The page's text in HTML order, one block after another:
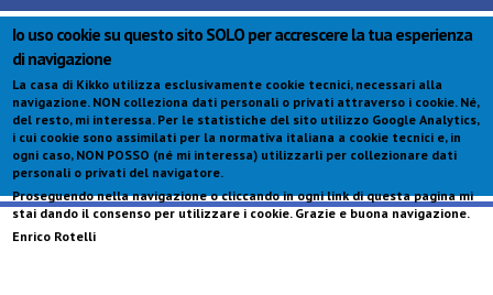
Io uso cookie su questo sito SOLO per accrescere la tua esperienza
di navigazione
La casa di Kikko utilizza esclusivamente cookie tecnici, necessari alla
navigazione. NON colleziona dati personali o privati attraverso i cookie. Né,
del resto, mi interessa. Per le statistiche del sito utilizzo Google Analytics,
i cui cookie sono assimilati per la normativa italiana a cookie tecnici e, in
ogni caso, NON POSSO (né mi interessa) utilizzarli per collezionare dati
personali o privati del navigatore.
Proseguendo nella navigazione o cliccando in ogni link di questa pagina mi
stai dando il consenso per utilizzare i cookie. Grazie e buona navigazione.
Enrico Rotelli